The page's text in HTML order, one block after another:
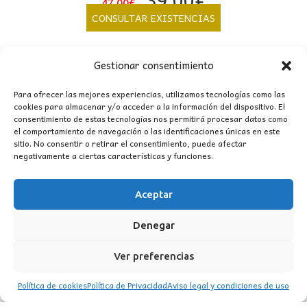
Gestionar consentimiento
Para ofrecer las mejores experiencias, utilizamos tecnologías como las
cookies para almacenar y/o acceder a la información del dispositivo. El
consentimiento de estas tecnologías nos permitirá procesar datos como
el comportamiento de navegación o las identificaciones únicas en este
sitio. No consentir o retirar el consentimiento, puede afectar
negativamente a ciertas características y funciones.
Aceptar
Denegar
Ver preferencias
Política de cookiesPolítica de PrivacidadAviso legal y condiciones de uso
47,00€
precio
original
era:
47,00€.
precio
actual
es:
39,00€.
CONSULTAR EXISTENCIAS
CONTACTO
WhatsApp
TikTok
Instagram